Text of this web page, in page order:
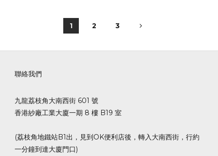
1 2 3
聯絡我們
九龍荔枝角大南西街 601 號
香港紗廠工業大廈一期 8 樓 B19 室
(荔枝角地鐵站B1出，見到OK便利店後，轉入大南西街，行約
一分鐘到達大廈門口)